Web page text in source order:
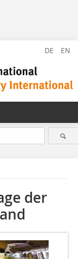
DE EN
der